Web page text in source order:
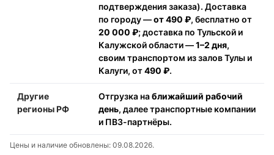
подтверждения заказа). Доставка
по городу —от 490 ₽, бесплатно от
20 000 ₽; доставка по Тульской и
Калужской области —1–2 дня,
своим транспортом из залов Тулы и
Калуги, от490 ₽.
Другие
регионы РФ
Отгрузка наближайший рабочий
день, далее транспортные компании
и ПВЗ-партнёры.
Цены и наличие обновлены: 09.08.2026.